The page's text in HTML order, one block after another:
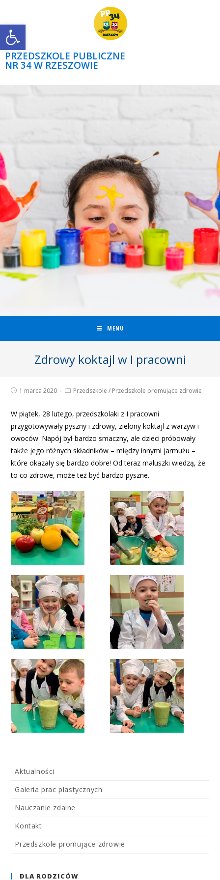
Open toolbar
PRZEDSZKOLE PUBLICZNE
NR 34 W RZESZOWIE
MENU
Zdrowy koktajl w I pracowni
1 marca 2020 Przedszkole / Przedszkole promujące zdrowie
W piątek, 28 lutego, przedszkolaki z I pracowni
przygotowywały pyszny i zdrowy, zielony koktajl z warzyw i
owoców. Napój był bardzo smaczny, ale dzieci próbowały
także jego różnych składników – między innymi jarmużu –
które okazały się bardzo dobre! Od teraz maluszki wiedzą, że
to co zdrowe, może też być bardzo pyszne.
Aktualności
Galeria prac plastycznych
Nauczanie zdalne
Kontakt
Przedszkole promujące zdrowie
DLA RODZICÓW